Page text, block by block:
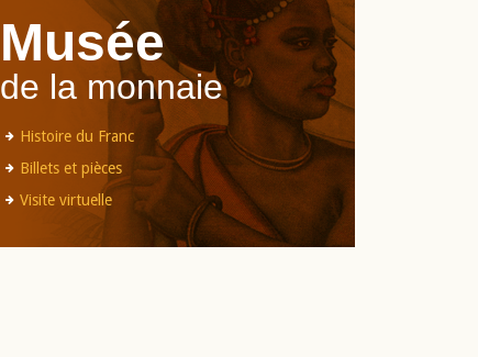
Musée
de la monnaie
Histoire du Franc
Billets et pièces
Visite virtuelle